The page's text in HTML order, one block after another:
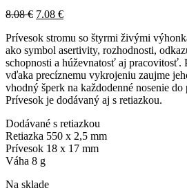
8.08€ 7.08 €
Prívesok stromu so štyrmi živými
ako symbol asertivity, rozhodnosti,
schopnosti a húževnatosť aj
vďaka precíznemu vykrojeniu zaujme
vhodný šperk na každodenné nosenie
Prívesok je dodávaný aj s retiazkou.
Dodávané s retiazkou
Retiazka 550 x 2,5 mm
Prívesok 18 x 17 mm
Váha 8 g
Na sklade